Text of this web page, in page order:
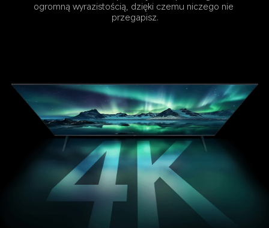
ogromną wyrazistością, dzięki czemu niczego nie
przegapisz.